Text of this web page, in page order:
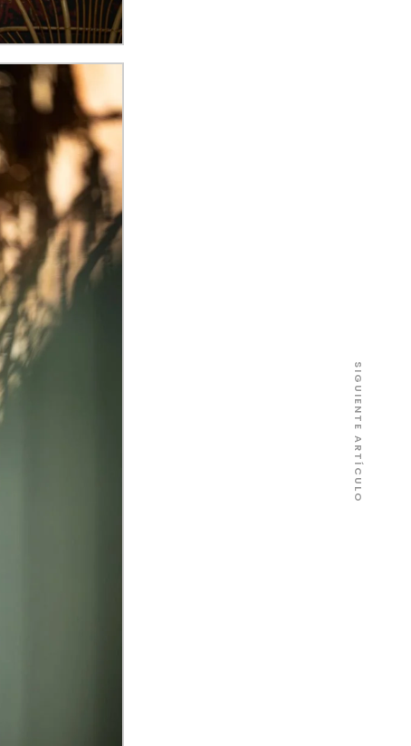
SIGUIENTE ARTÍCULO